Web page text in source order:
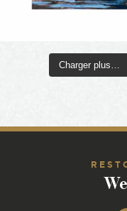
Charger plus…